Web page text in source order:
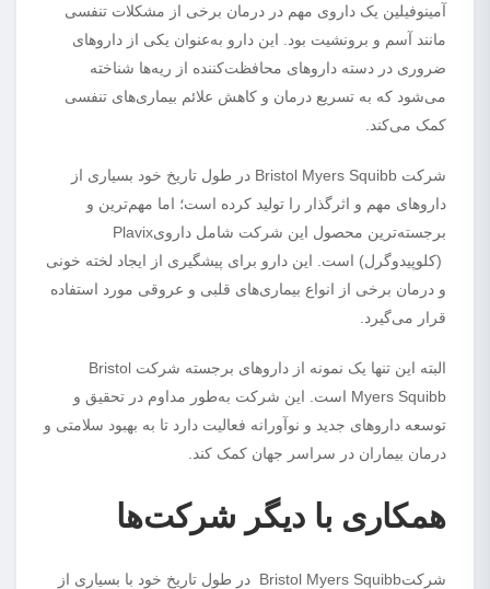
آمینوفیلین یک داروی مهم در درمان برخی از مشکلات تنفسی
مانند آسم و برونشیت بود. این دارو به‌عنوان یکی از داروهای
ضروری در دسته داروهای محافظت‌کننده از ریه‌ها شناخته
می‌شود که به تسریع درمان و کاهش علائم بیماری‌های تنفسی
کمک می‌کند.
شرکت Bristol Myers Squibb در طول تاریخ خود بسیاری از
داروهای مهم و اثرگذار را تولید کرده است؛ اما مهم‌ترین و
برجسته‌ترین محصول این شرکت شامل دارویPlavix
(کلوپیدوگرل) است. این دارو برای پیشگیری از ایجاد لخته خونی
و درمان برخی از انواع بیماری‌های قلبی و عروقی مورد استفاده
قرار می‌گیرد.
البته این تنها یک نمونه از داروهای برجسته شرکت Bristol
Myers Squibb است. این شرکت به‌طور مداوم در تحقیق و
توسعه داروهای جدید و نوآورانه فعالیت دارد تا به بهبود سلامتی و
درمان بیماران در سراسر جهان کمک کند.
همکاری با دیگر شرکت‌ها
شرکتBristol Myers Squibb در طول تاریخ خود با بسیاری از